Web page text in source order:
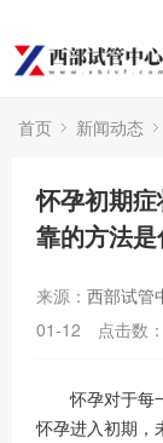
首页 新闻动态
怀孕初期
靠的方法是
来源： 西部试管
01-12
点击数：
怀孕对于每一
怀孕进入初期，